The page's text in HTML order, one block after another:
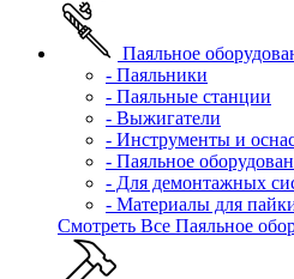
Паяльное
- Паяльники
- Паяльные станции
- Выжигатели
- Инструменты и
- Паяльное
- Для демонтажных
- Материалы для
Смотреть Все Паяльное